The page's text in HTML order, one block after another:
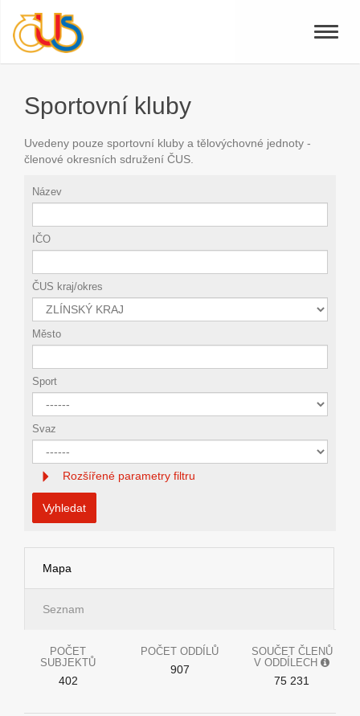
Toggle
Sportovní kluby
Uvedeny pouze sportovní kluby a tělovýchovné jednoty -
členové okresních sdružení ČUS.
Název
IČO
ČUS kraj/okres
Město
Sport
Svaz
Rozšířené parametry filtru
Vyhledat
Mapa
Seznam
POČET
SUBJEKTŮ
402
POČET ODDÍLŮ
907
SOUČET ČLENŮ
V ODDÍLECH
75 231